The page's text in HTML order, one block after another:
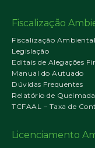
Fiscalização
Fiscalização Ambiental
Legislação
Editais de Alegações
Manual do Autuado
Dúvidas Frequentes
Relatório de
TCFAAL – Taxa de
Licenciamento